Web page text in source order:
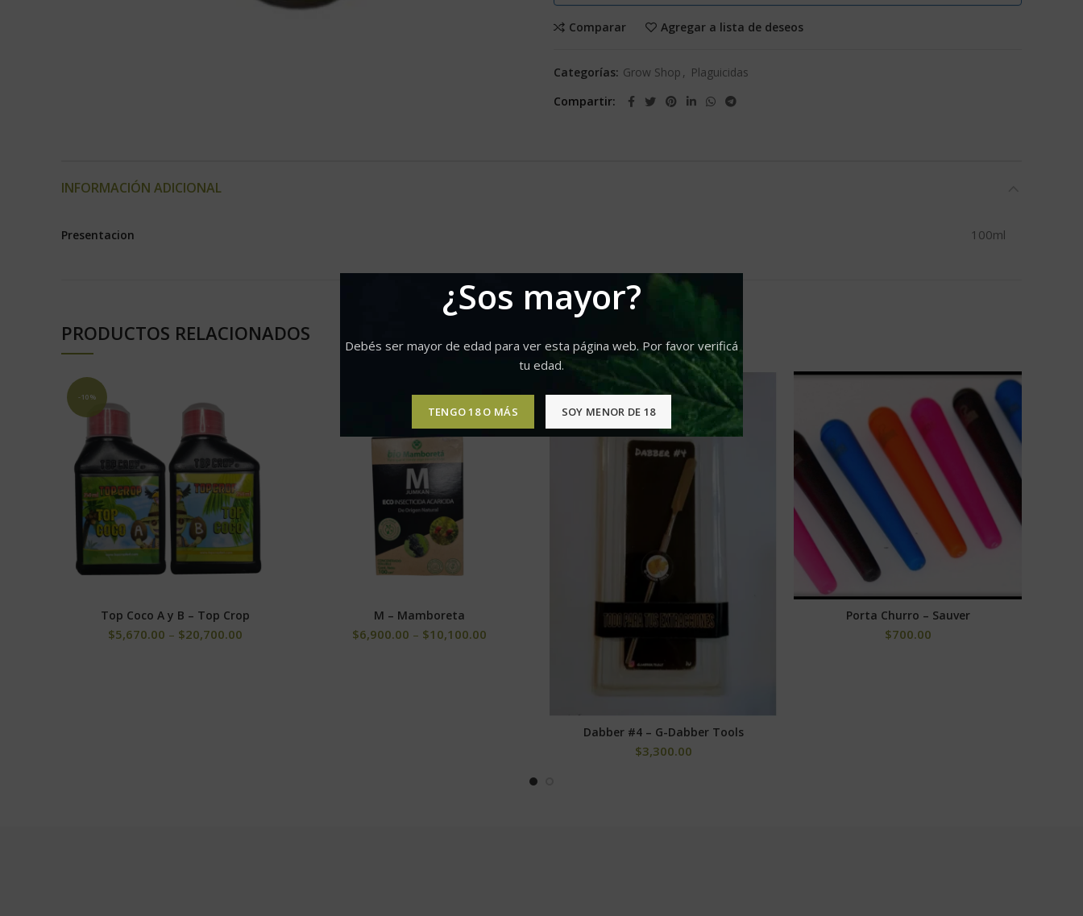
¿Sos mayor?
Debés ser mayor de edad para ver esta página web. Por favor verificá
tu edad.
TENGO 18 O MÁS SOY MENOR DE 18
Comparar Agregar a lista de deseos
Categorías: Grow Shop , Plaguicidas
Compartir
INFORMACIÓN ADICIONAL
Presentacion 100ml
PRODUCTOS RELACIONADOS
-10%
SELECCIONAR OPCIONES
Top Coco A y B – Top Crop
$5,670.00 – $20,700.00
SELECCIONAR OPCIONES
M – Mamboreta
$6,900.00 – $10,100.00
AÑADIR AL CARRITO
Dabber #4 – G-Dabber Tools
$3,300.00
SELECCIONAR OPCIONES
Porta Churro – Sauver
$700.00